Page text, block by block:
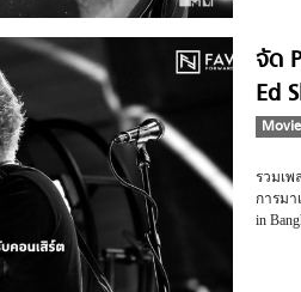
จัด
Ed
รวมเพ
การมา
in